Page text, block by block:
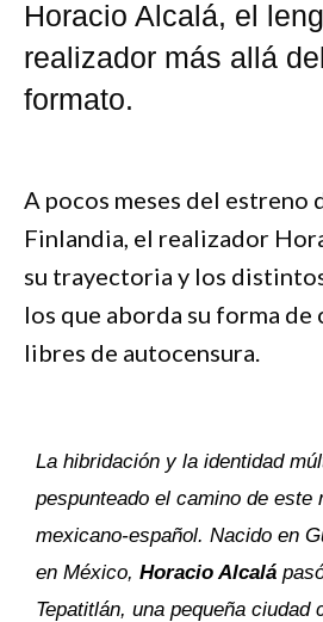
Horacio Alcalá, el
realizador más allá
formato.
A pocos meses del estreno
Finlandia, el realizador
su trayectoria y los
los que aborda su forma
libres de autocensura.
La hibridación y la identidad
pespunteado el camino de este
mexicano-español. Nacido en
en México, Horacio Alcalá
Tepatitlán, una pequeña ciudad